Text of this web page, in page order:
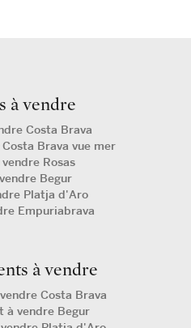
à vendre
Costa Brava
Brava vue mer
vendre Rosas
Begur
Platja d'Aro
Empuriabrava
à vendre
Costa Brava
à vendre Begur